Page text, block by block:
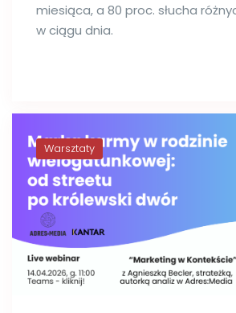
miesiąca, a 80 proc. słucha
w ciągu dnia.
Warsztaty